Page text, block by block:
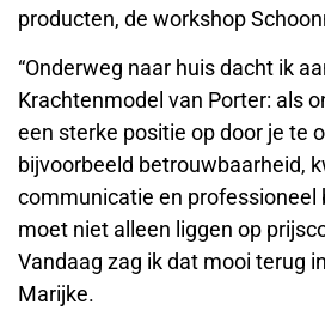
producten, de workshop
“Onderweg naar huis dacht ik
Krachtenmodel van Porter: als
een sterke positie op door je te
bijvoorbeeld betrouwbaarheid,
communicatie en professioneel
moet niet alleen liggen op
Vandaag zag ik dat mooi terug
Marijke.